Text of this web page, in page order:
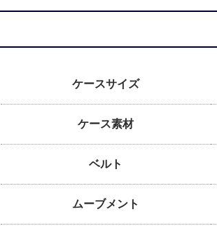
ケースサイズ
ケース素材
ベルト
ムーブメント